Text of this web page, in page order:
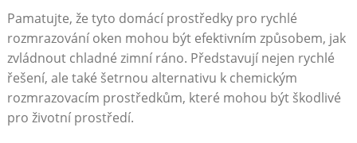
Pamatujte, že tyto domácí prostředky pro rychlé
rozmrazování oken mohou být efektivním způsobem, jak ​
zvládnout chladné zimní ráno. Představují ​nejen rychlé
řešení, ⁤ale také šetrnou alternativu k chemickým
rozmrazovacím prostředkům, které mohou být škodlivé
pro životní prostředí.